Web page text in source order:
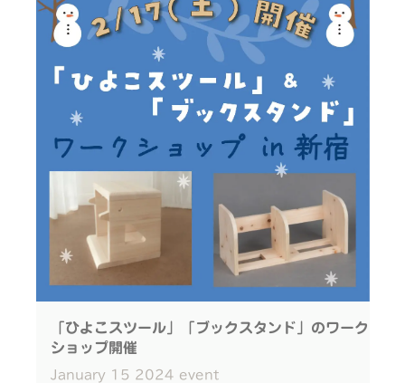
＜＜メモリアルボックス＞＞
「ひよこスツール」「ブックスタンド」のワーク
ショップ開催
January 15 2024 event